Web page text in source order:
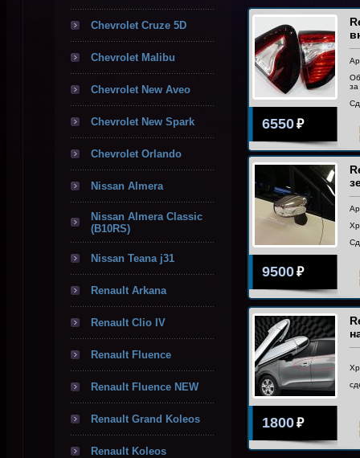
Chevrolet Cruze 5D
Chevrolet Malibu
Chevrolet New Aveo
Chevrolet New Spark
Chevrolet Orlando
Nissan Almera
Nissan Almera Classic
(B10RS)
Nissan Teana j31
Renault Arkana
Renault Clio IV
Renault Fluence
Renault Fluence NEW
Renault Grand Koleos
Renault Koleos
6550₽
9500₽
1800₽